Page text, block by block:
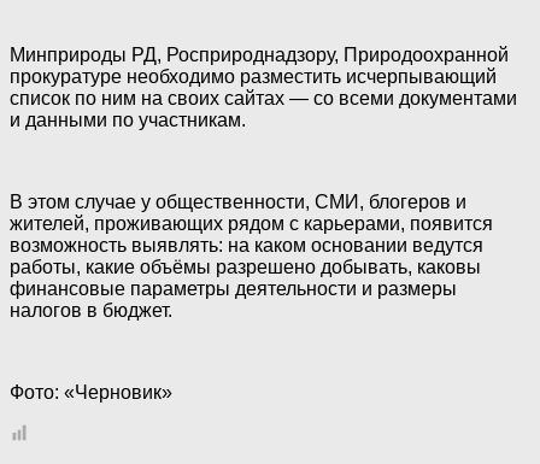
Минприроды РД, Росприроднадзору, Природоохранной
прокуратуре необходимо разместить исчерпывающий
список по ним на своих сайтах — со всеми документами
и данными по участникам.
В этом случае у общественности, СМИ, блогеров и
жителей, проживающих рядом с карьерами, появится
возможность выявлять: на каком основании ведутся
работы, какие объёмы разрешено добывать, каковы
финансовые параметры деятельности и размеры
налогов в бюджет.
Фото: «Черновик»